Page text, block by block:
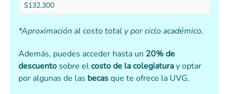
$132,300
*Aproximación al costo total y por ciclo académico.
Además, puedes acceder hasta un 20% de
descuento sobre elcosto de la colegiaturay optar
por algunas de las becasque te ofrece la UVG.